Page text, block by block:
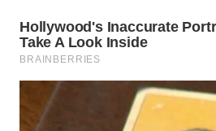
WN
SURABAYA
WN
NATUNA